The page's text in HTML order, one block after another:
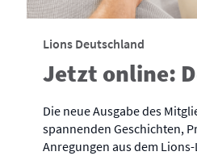
Lions Deutschland
Jetzt online:
Die neue Ausgabe des
spannenden Geschichten,
Anregungen aus dem